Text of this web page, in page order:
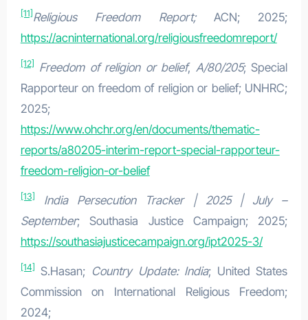
[11] Religious Freedom Report;ACN; 2025;
https://acninternational.org/religiousfreedomreport/
[12] Freedom of religion or belief, A/80/205; Special
Rapporteur on freedom of religion or belief; UNHRC;
2025;
https://www.ohchr.org/en/documents/thematic-
reports/a80205-interim-report-special-rapporteur-
freedom-religion-or-belief
[13]
India Persecution Tracker | 2025 | July –
September; Southasia Justice Campaign; 2025;
https://southasiajusticecampaign.org/ipt2025-3/
[14] S.Hasan; Country Update: India; United States
Commission on International Religious Freedom;
2024;